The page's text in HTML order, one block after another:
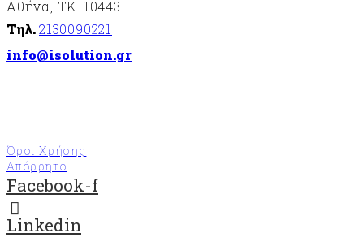
Αθήνα, ΤΚ. 10443
Τηλ.2130090221
info@isolution.gr
Όροι Χρήσης
Απόρρητο
Facebook-f
Linkedin